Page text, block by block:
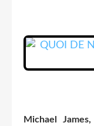
Michael